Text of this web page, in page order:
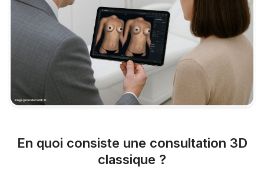
En quoi consiste une consultation 3D
classique ?